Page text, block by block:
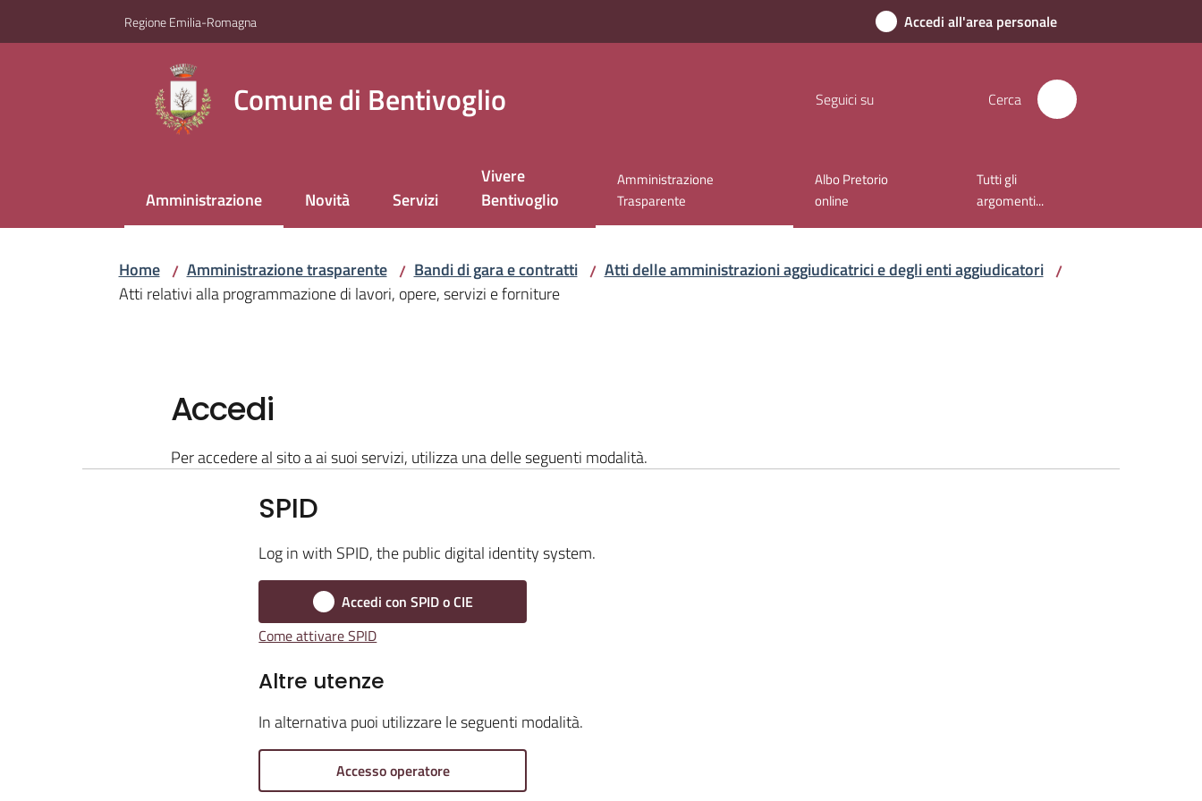
Regione Emilia-Romagna Accedi all'area personale
Comune di Bentivoglio Seguici su Cerca
Amministrazione
Menu selezionato Novità Servizi
Vivere
Bentivoglio
Amministrazione
Trasparente
Menu selezionato
Albo Pretorio
online
Tutti gli
argomenti...
Home / Amministrazione trasparente / Bandi di gara e contratti / Atti delle amministrazioni aggiudicatrici e degli enti aggiudicatori /
Atti relativi alla programmazione di lavori, opere, servizi e forniture
Accedi
Per accedere al sito a ai suoi servizi, utilizza una delle seguenti modalità.
SPID
Log in with SPID, the public digital identity system.
Accedi con SPID o CIE
Come attivare SPID
Altre utenze
In alternativa puoi utilizzare le seguenti modalità.
Accesso operatore